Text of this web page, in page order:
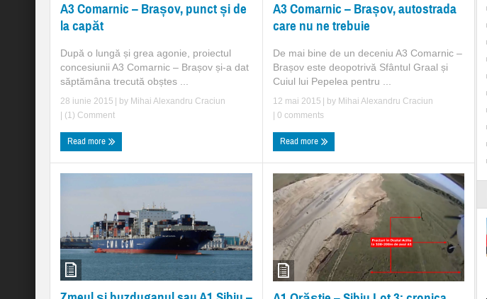
A3 Comarnic – Brașov, punct și de
la capăt
După o lungă și grea agonie, proiectul
concesiunii A3 Comarnic – Brașov și-a dat
săptămâna trecută obștes ...
28 iunie 2015 | by Mihai Alexandru Craciun
(1) Comment
Read more
A3 Comarnic – Brașov, autostrada
care nu ne trebuie
De mai bine de un deceniu A3 Comarnic –
Brașov este deopotrivă Sfântul Graal și
Cuiul lui Pepelea pentru ...
12 mai 2015 | by Mihai Alexandru Craciun
0 comments
Read more